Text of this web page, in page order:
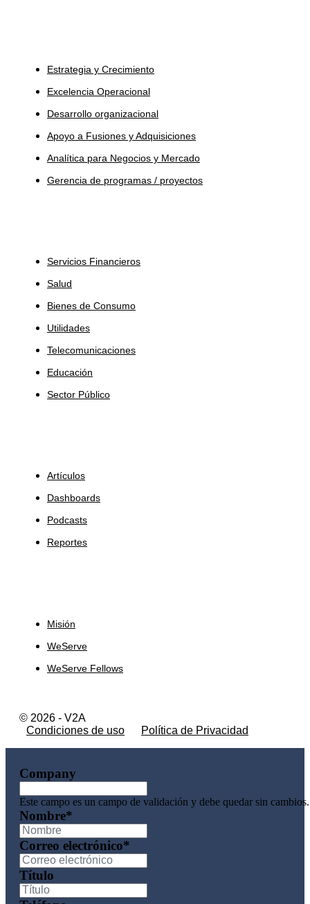
Estrategia y Crecimiento
Excelencia Operacional
Desarrollo organizacional
Apoyo a Fusiones y Adquisiciones
Analítica para Negocios y Mercado
Gerencia de programas / proyectos
Servicios Financieros
Salud
Bienes de Consumo
Utilidades
Telecomunicaciones
Educación
Sector Público
Artículos
Dashboards
Podcasts
Reportes
Misión
WeServe
WeServe Fellows
© 2026 - V2A
Condiciones de uso
Política de Privacidad
Company
Este campo es un campo de validación y debe quedar sin cambios.
Nombre*
Correo electrónico*
Título